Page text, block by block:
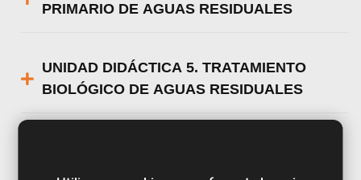
PRIMARIO DE AGUAS RESIDUALES
UNIDAD DIDÁCTICA 5. TRATAMIENTO
BIOLÓGICO DE AGUAS RESIDUALES